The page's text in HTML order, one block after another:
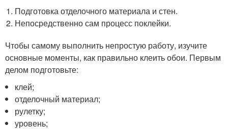
Подготовка отделочного материала и стен.
Непосредственно сам процесс поклейки.
Чтобы самому выполнить непростую работу, изучите
основные моменты, как правильно клеить обои. Первым
делом подготовьте:
клей;
отделочный материал;
рулетку;
уровень;